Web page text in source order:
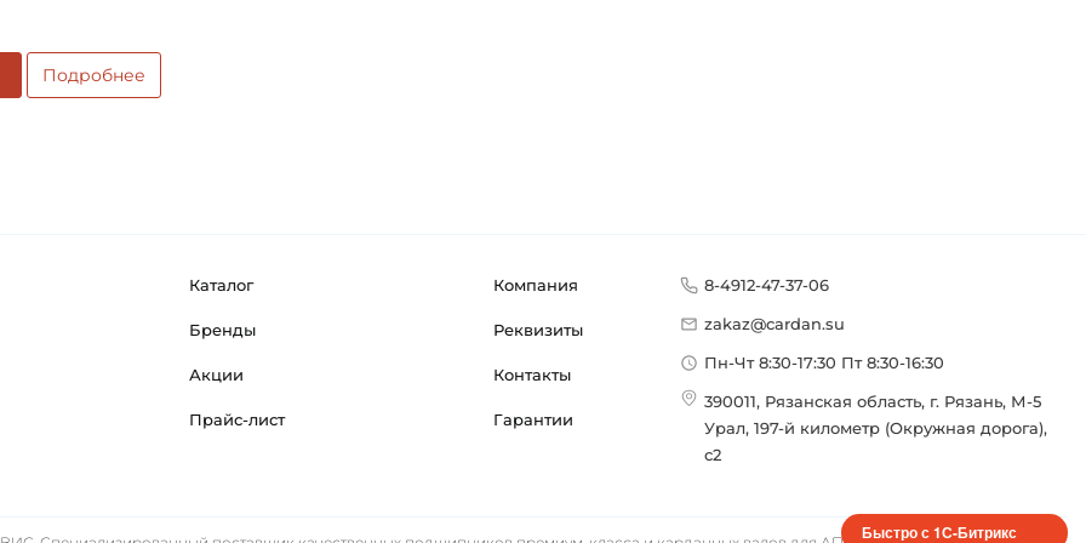
Подробнее
Каталог
Бренды
Акции
Прайс-лист
Компания
Реквизиты
Контакты
Гарантии
8-4912-47-37-06
zakaz@cardan.su
Пн-Чт 8:30-17:30 Пт 8:30-16:30
390011, Рязанская область, г. Рязань, М-5
Урал, 197-й километр (Окружная дорога),
с2
Быстро с 1С-Битрикс